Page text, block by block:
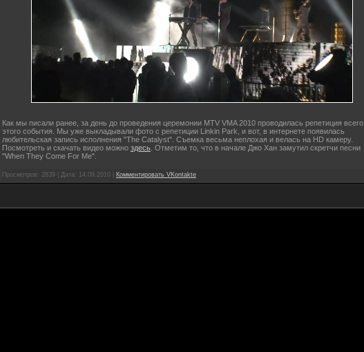
Как мы писали ранее, за день до проведения церемонии MTV VMA 2010 проводилась репетиция всего
этого события. Мы уже выкладывали фото с репетиции Linkin Park, и вот, в интернете появилась
любительская запись исполнения "The Catalyst". Съемка весьма неплохая и велась на HD камеру.
Посмотреть и скачать видео можно здесь . Отметим то, что в начале Джо Хан замутил скретчи песни
"When They Come For Me".
Просмотров: 2839 | Дата: 14.09.2010 Комментировать VKontakte